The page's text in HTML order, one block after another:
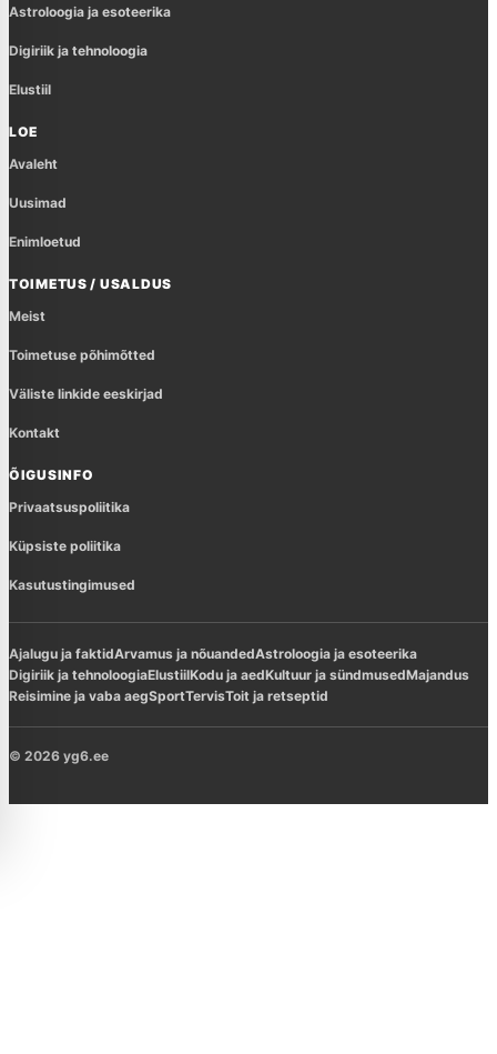
Astroloogia ja esoteerika
Digiriik ja tehnoloogia
Elustiil
LOE
Avaleht
Uusimad
Enimloetud
TOIMETUS / USALDUS
Meist
Toimetuse põhimõtted
Väliste linkide eeskirjad
Kontakt
ÕIGUSINFO
Privaatsuspoliitika
Küpsiste poliitika
Kasutustingimused
Ajalugu ja faktidArvamus ja nõuandedAstroloogia ja esoteerika
Digiriik ja tehnoloogiaElustiilKodu ja aedKultuur ja sündmusedMajandus
Reisimine ja vaba aegSportTervisToit ja retseptid
© 2026 yg6.ee